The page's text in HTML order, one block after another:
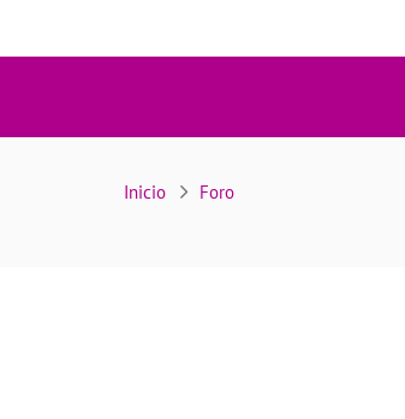
Usuarios
0
Inicio Foro